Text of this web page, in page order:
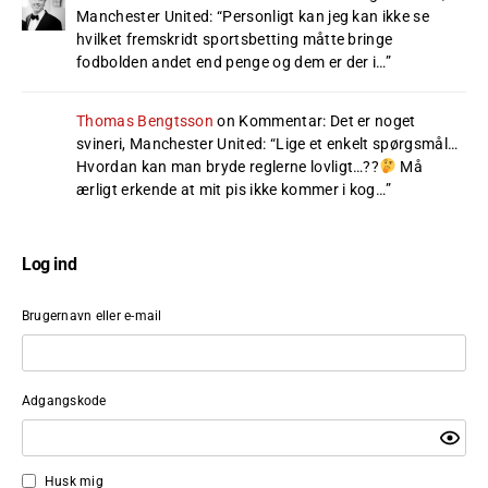
Manchester United: “Personligt kan jeg kan ikke se
hvilket fremskridt sportsbetting måtte bringe
fodbolden andet end penge og dem er der i…”
Thomas Bengtsson on Kommentar: Det er noget
svineri, Manchester United: “Lige et enkelt spørgsmål…
Hvordan kan man bryde reglerne lovligt…??
Må
ærligt erkende at mit pis ikke kommer i kog…”
Log ind
Brugernavn eller e-mail
Adgangskode
Husk mig